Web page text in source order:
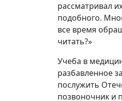
рассматривал
подобного.
все время
читать?»
Учеба в
разбавленное
послужить
позвоночник и